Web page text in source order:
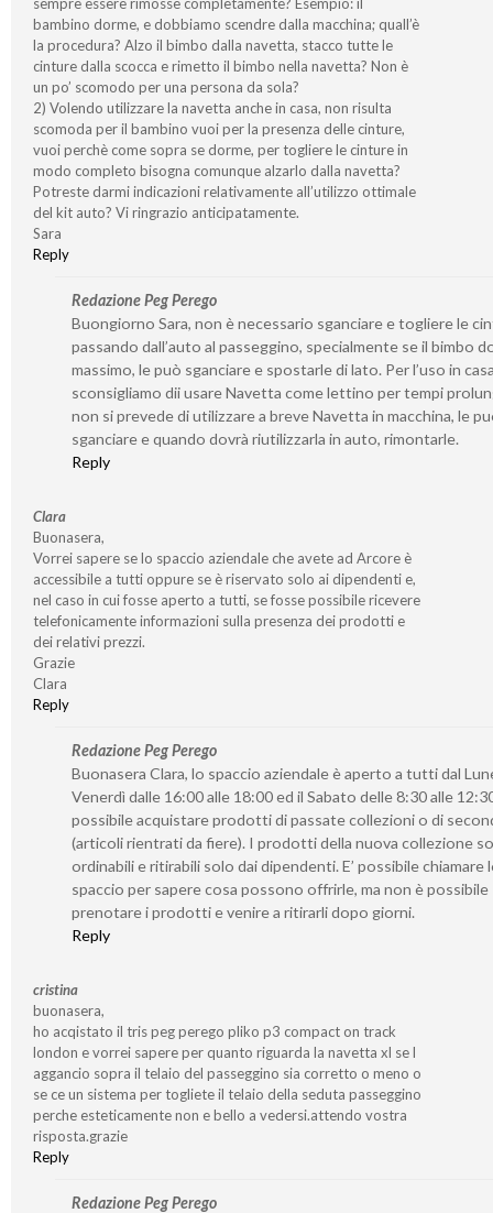
bambino dorme, e dobbiamo scendre dalla macchina; quall’è
la procedura? Alzo il bimbo dalla navetta, stacco tutte le
cinture dalla scocca e rimetto il bimbo nella navetta? Non è
un po’ scomodo per una persona da sola?
2) Volendo utilizzare la navetta anche in casa, non risulta
scomoda per il bambino vuoi per la presenza delle cinture,
vuoi perchè come sopra se dorme, per togliere le cinture in
modo completo bisogna comunque alzarlo dalla navetta?
Potreste darmi indicazioni relativamente all’utilizzo ottimale
del kit auto? Vi ringrazio anticipatamente.
Sara
Reply
Redazione Peg Perego
Buongiorno Sara, non è necessario sganciare e togliere le
passando dall’auto al passeggino, specialmente se il bimbo
massimo, le può sganciare e spostarle di lato. Per l’uso in
sconsigliamo dii usare Navetta come lettino per tempi
non si prevede di utilizzare a breve Navetta in macchina, le
sganciare e quando dovrà riutilizzarla in auto, rimontarle.
Reply
Clara
Buonasera,
Vorrei sapere se lo spaccio aziendale che avete ad Arcore è
accessibile a tutti oppure se è riservato solo ai dipendenti e,
nel caso in cui fosse aperto a tutti, se fosse possibile ricevere
telefonicamente informazioni sulla presenza dei prodotti e
dei relativi prezzi.
Grazie
Clara
Reply
Redazione Peg Perego
Buonasera Clara, lo spaccio aziendale è aperto a tutti dal
Venerdì dalle 16:00 alle 18:00 ed il Sabato delle 8:30 alle
possibile acquistare prodotti di passate collezioni o di
(articoli rientrati da fiere). I prodotti della nuova collezione
ordinabili e ritirabili solo dai dipendenti. E’ possibile chiamare
spaccio per sapere cosa possono offrirle, ma non è possibile
prenotare i prodotti e venire a ritirarli dopo giorni.
Reply
cristina
buonasera,
ho acqistato il tris peg perego pliko p3 compact on track
london e vorrei sapere per quanto riguarda la navetta xl se l
aggancio sopra il telaio del passeggino sia corretto o meno o
se ce un sistema per togliete il telaio della seduta passeggino
perche esteticamente non e bello a vedersi.attendo vostra
risposta.grazie
Reply
Redazione Peg Perego